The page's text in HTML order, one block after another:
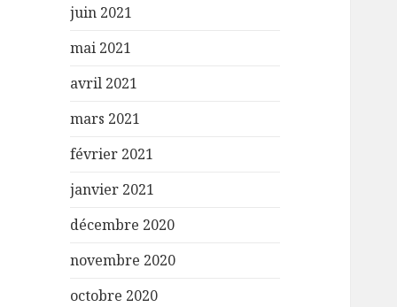
juin 2021
mai 2021
avril 2021
mars 2021
février 2021
janvier 2021
décembre 2020
novembre 2020
octobre 2020